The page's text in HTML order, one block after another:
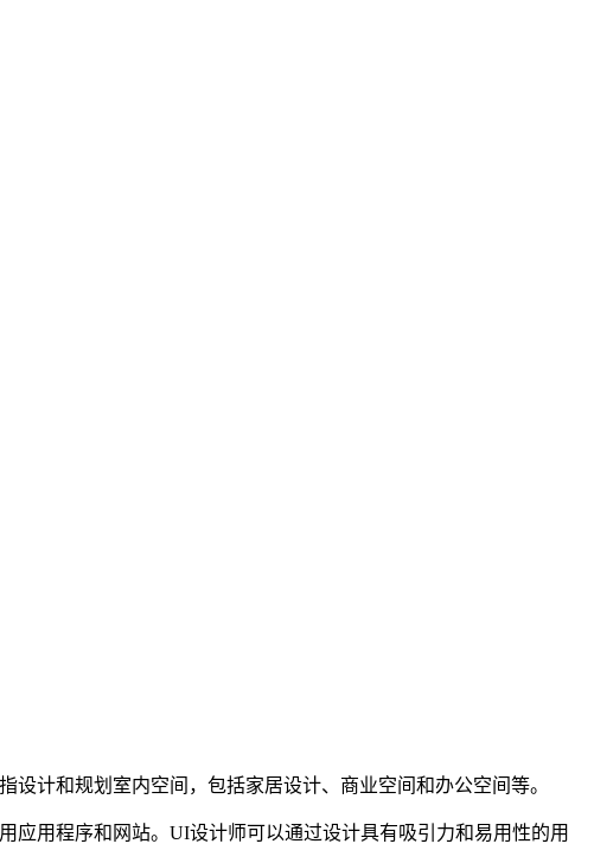
计和规划室内空间，包括家居设计、商业空间和办公空间等。
用程序和网站。UI设计师可以通过设计具有吸引力和易用性的用